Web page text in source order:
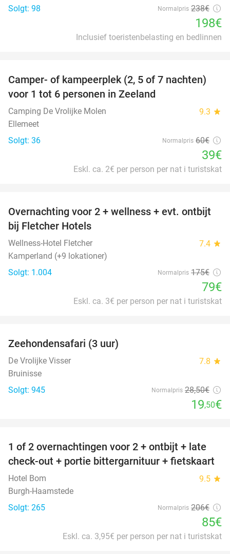
Solgt: 98
Normalpris 238€
198€
Inclusief toeristenbelasting en bedlinnen
35%
Camper- of kampeerplek (2, 5 of 7 nachten)
voor 1 tot 6 personen in Zeeland
Camping De Vrolijke Molen 9.3 star
Ellemeet
Solgt: 36
Normalpris 60€
39€
Eskl. ca. 2€ per person per nat i turistskat
55%
Overnachting voor 2 + wellness + evt. ontbijt
bij Fletcher Hotels
Wellness-Hotel Fletcher 7.4 star
Kamperland (+9 lokationer)
Solgt: 1.004
Normalpris 175€
79€
Eskl. ca. 3€ per person per nat i turistskat
Zeehondensafari (3 uur)
De Vrolijke Visser 7.8 star
Bruinisse
Solgt: 945
Normalpris 28,50€
19,50€
59%
1 of 2 overnachtingen voor 2 + ontbijt + late
check-out + portie bittergarnituur + fietskaart
Hotel Bom 9.5 star
Burgh-Haamstede
Solgt: 265
Normalpris 206€
85€
Eskl. ca. 3,95€ per person per nat i turistskat